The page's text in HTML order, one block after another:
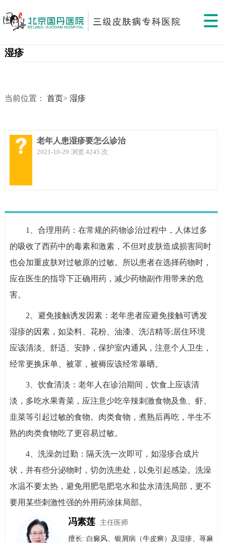
湿疹
当前位置： 首页> 湿疹
老年人患湿疹要怎么诊治
2021-10-29 浏览 4245 次
1、合理用药：在常规的药物诊治过程中，人体过多
的吸收了西药中的毒素和激素，不但对皮肤造成损害同时
也会加重皮肤对过敏原的过敏。所以患者在选择药物时，
应在医生的指导下正确用药，减少药物副作用带来的危
害。
2、避免接触诱发因素：老年患者应避免接触可诱发
湿疹的因素，如染料、花粉、油漆、洗洁精等;居住环境
应该清淡、舒适、安静，保护室内通风，注意个人卫生，
经常更换床单、被罩，被褥应该经常暴晒。
3、饮食清淡：老年人在诊治期间，饮食上应该清
淡，多吃水果青菜，应注意少吃辛辣刺激食物及鱼、虾、
韭菜等引起过敏的食物。肉类食物，煮熟后再吃，半生不
熟的肉类食物吃了更容易过敏。
4、洗澡勿过勤：隔天洗一次即可，如湿疹合成片
状，并有些分泌物时，切勿洗患处，以免引起感染。洗澡
水温不要太热，避免用肥皂肥皂水和盐水清洗局部，更不
要用某些刺激性强的外用药涂抹局部。
冯素莲 主任医师
擅长: 白癜风、银屑病（牛皮癣）​及​湿疹、荨麻